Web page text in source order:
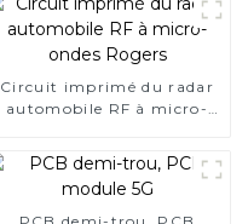
Circuit imprimé du radar
automobile RF à micro-